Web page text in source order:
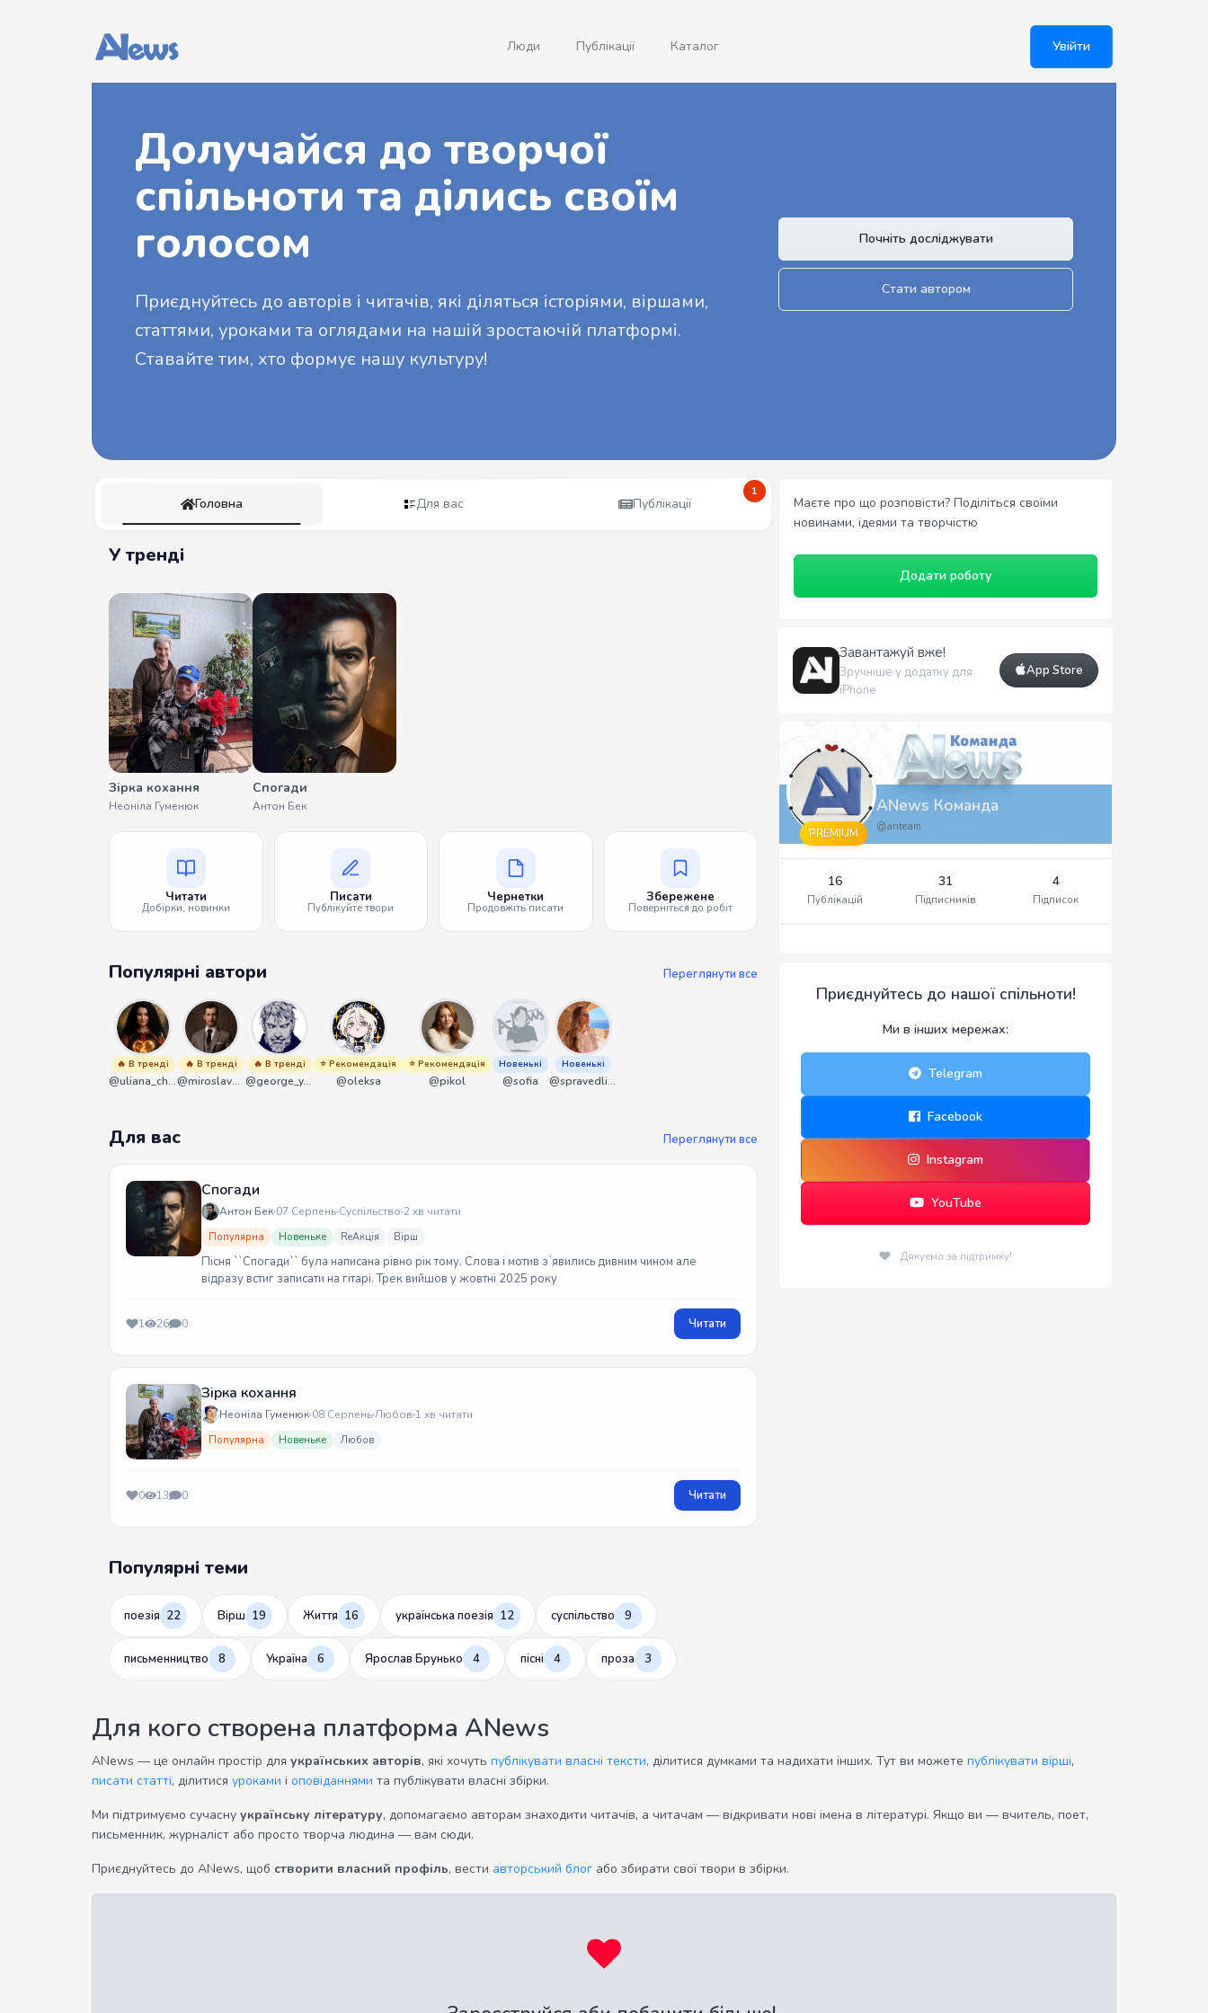
Люди Публікації Каталог Увійти
Долучайся до творчої
спільноти та ділись своїм
голосом
Приєднуйтесь до авторів і читачів, які діляться історіями, віршами,
статтями, уроками та оглядами на нашій зростаючій платформі.
Ставайте тим, хто формує нашу культуру!
Почніть досліджувати
Стати автором
Головна Для вас Публікації
1
У тренді
Зірка кохання
Неоніла Гуменюк
Спогади
Антон Бек
Читати
Добірки, новинки
Писати
Публікуйте твори
Чернетки
Продовжіть писати
Збережене
Поверніться до робіт
Популярні автори Переглянути все
🔥 В тренді
@uliana_chernenko
🔥 В тренді
@miroslavmaniyk
🔥 В тренді
@george_y_lawlett
⭐ Рекомендація
@oleksa
⭐ Рекомендація
@pikol
Новенькі
@sofia
Новенькі
@spravedliwa
Для вас Переглянути все
Спогади
Антон Бек 07 Серпень Суспільство 2 хв читати
Популярна Новеньке ReАкція Вірш
Пісня ``Спогади`` була написана рівно рік тому. Слова і мотив зʼявились дивним чином але
відразу встиг записати на гітарі. Трек вийшов у жовтні 2025 року
1 26 0 Читати
Зірка кохання
Неоніла Гуменюк 08 СерпеньЛюбов 1 хв читати
Популярна Новеньке Любов
0 13 0 Читати
Популярні теми
поезія 22 Вірш 19 Життя 16 українська поезія 12 суспільство 9
письменництво 8 Україна 6 Ярослав Брунько 4 пісні 4 проза 3
Маєте про що розповісти? Поділіться своїми
новинами, ідеями та творчістю
Додати роботу
Завантажуй вже!
Зручніше у додатку для
iPhone
App Store
PREMIUM
ANews Команда
@anteam
16
Публікацій
31
Підписників
4
Підписок
Приєднуйтесь до нашої спільноти!
Ми в інших мережах:
Telegram
Facebook
Instagram
YouTube
Дякуємо за підтримку!
Для кого створена платформа ANews
ANews — це онлайн простір для українських авторів, які хочуть публікувати власні тексти, ділитися думками та надихати інших. Тут ви можете публікувати вірші,
писати статті, ділитися уроками і оповіданнями та публікувати власні збірки.
Ми підтримуємо сучасну українську літературу, допомагаємо авторам знаходити читачів, а читачам — відкривати нові імена в літературі. Якщо ви — вчитель, поет,
письменник, журналіст або просто творча людина — вам сюди.
Приєднуйтесь до ANews, щоб створити власний профіль, вести авторський блог або збирати свої твори в збірки.